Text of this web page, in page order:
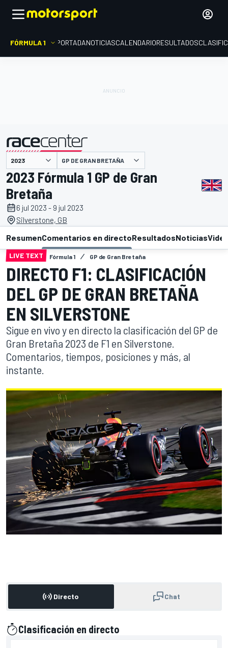
FÓRMULA 1 PORTADANOTICIASCALENDARIORESULTADOS
GP DE GRAN BRETAÑA
2023 Fórmula 1 GP de Gran
Bretaña
6 jul 2023 - 9 jul 2023
Silverstone, GB
ResumenComentarios en directoResultadosNoticias
LIVE TEXT Fórmula 1 GP de Gran Bretaña
DIRECTO F1: CLASIFICACIÓN
DEL GP DE GRAN BRETAÑA
EN SILVERSTONE
Sigue en vivo y en directo la clasificación del GP de
Gran Bretaña 2023 de F1 en Silverstone.
Comentarios, tiempos, posiciones y más, al
instante.
Directo Chat
Clasificación en directo